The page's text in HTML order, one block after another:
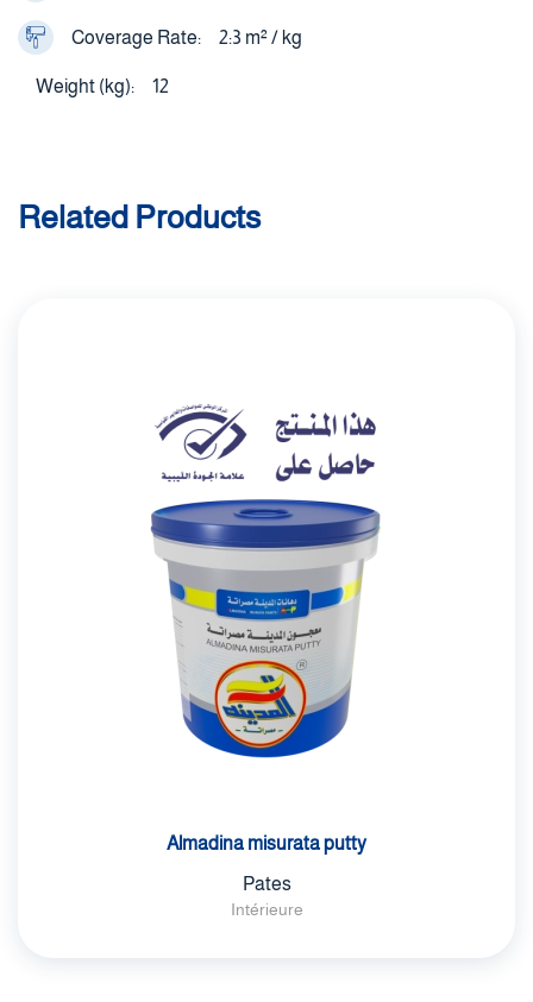
Coverage Rate: 2:3 m² / kg
Weight (kg): 12
Related Products
Almadina misurata putty
Pates
Intérieure